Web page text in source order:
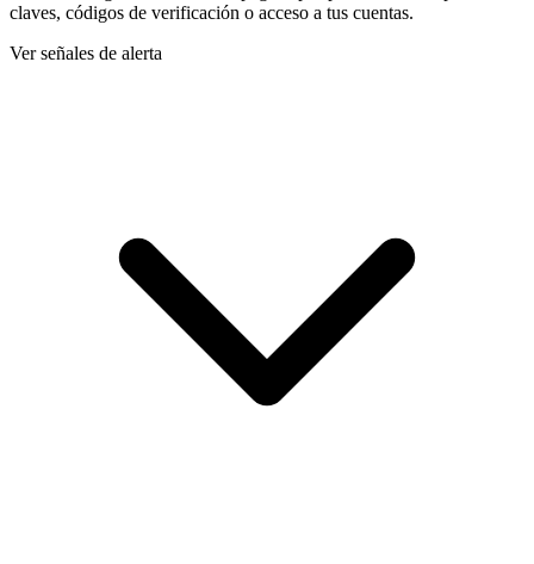
claves, códigos de verificación o acceso a tus cuentas.
Ver señales de alerta